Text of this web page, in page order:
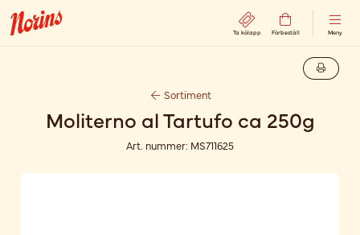
Ta kölapp Förbeställ Meny
Sortiment
Moliterno al Tartufo ca 250g
Art. nummer: MS711625